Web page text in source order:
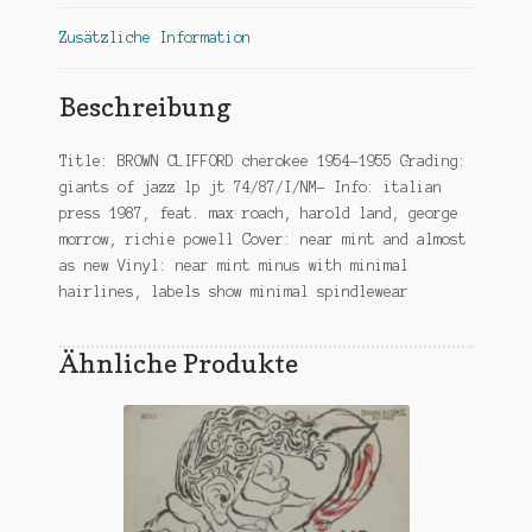
Zusätzliche Information
Beschreibung
Title: BROWN CLIFFORD cherokee 1954-1955 Grading:
giants of jazz lp jt 74/87/I/NM- Info: italian
press 1987, feat. max roach, harold land, george
morrow, richie powell Cover: near mint and almost
as new Vinyl: near mint minus with minimal
hairlines, labels show minimal spindlewear
Ähnliche Produkte